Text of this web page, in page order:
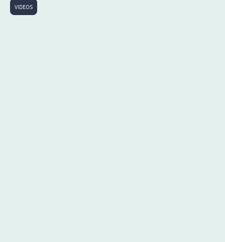
VIDEOS